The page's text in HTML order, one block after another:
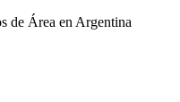
de Área en Argentina